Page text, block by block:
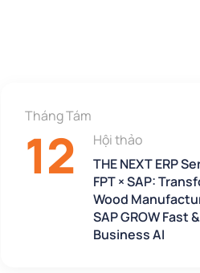
Tháng Tám
12
Hội thảo
THE NEXT ERP
FPT × SAP:
Wood
SAP GROW Fast &
Business AI